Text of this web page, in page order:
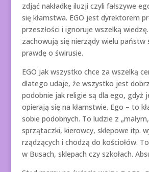
zdjąć nakładkę iluzji czyli fałszywe
się kłamstwa. EGO jest dyrektorem
przeszłości i ignoruje wszelką
zachowują się nierządy wielu państw
prawdę o świrusie.
EGO jak wszystko chce za wszelką
dlatego udaje, że wszystko jest
podobnie jak religie są dla ego, gdyż
opierają się na kłamstwie. Ego – to
sobie podobnych. To ludzie z
sprzątaczki, kierowcy, sklepowe itp.
rządzących i chodzą do kościołów.
w Busach, sklepach czy szkołach.